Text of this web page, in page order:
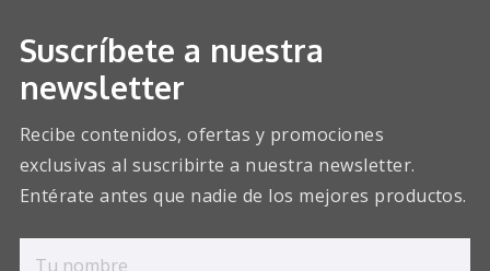
Suscríbete a nuestra
newsletter
Recibe contenidos, ofertas y promociones
exclusivas al suscribirte a nuestra newsletter.
Entérate antes que nadie de los mejores productos.